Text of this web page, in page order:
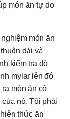
món ăn tự do
món ăn
dài và
kiểm tra độ
mylar lên đó
ra món ăn có
của nó. Tôi phải
thức ăn